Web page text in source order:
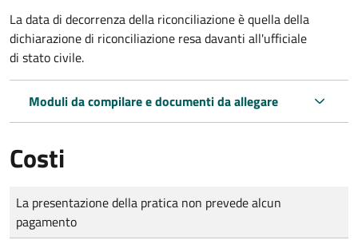
La data di decorrenza della riconciliazione è quella della
dichiarazione di riconciliazione resa davanti all'ufficiale
di stato civile.
Moduli da compilare e documenti da allegare
Costi
Tipo di pagamento
Importo
La presentazione della pratica non prevede alcun
pagamento